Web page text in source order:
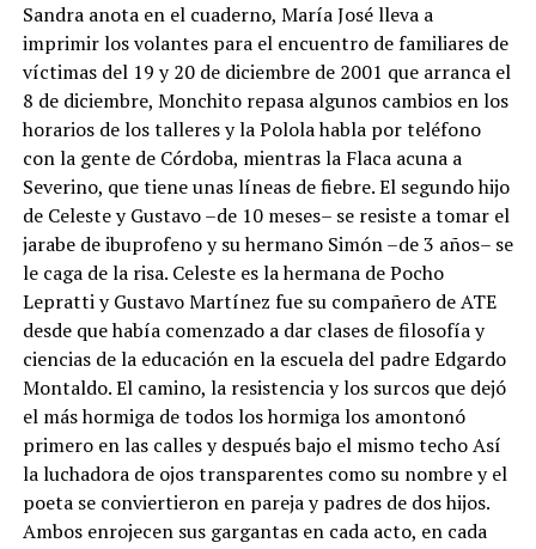
Sandra anota en el cuaderno, María José lleva a
imprimir los volantes para el encuentro de familiares de
víctimas del 19 y 20 de diciembre de 2001 que arranca el
8 de diciembre, Monchito repasa algunos cambios en los
horarios de los talleres y la Polola habla por teléfono
con la gente de Córdoba, mientras la Flaca acuna a
Severino, que tiene unas líneas de fiebre. El segundo hijo
de Celeste y Gustavo –de 10 meses– se resiste a tomar el
jarabe de ibuprofeno y su hermano Simón –de 3 años– se
le caga de la risa. Celeste es la hermana de Pocho
Lepratti y Gustavo Martínez fue su compañero de ATE
desde que había comenzado a dar clases de filosofía y
ciencias de la educación en la escuela del padre Edgardo
Montaldo. El camino, la resistencia y los surcos que dejó
el más hormiga de todos los hormiga los amontonó
primero en las calles y después bajo el mismo techo Así
la luchadora de ojos transparentes como su nombre y el
poeta se conviertieron en pareja y padres de dos hijos.
Ambos enrojecen sus gargantas en cada acto, en cada